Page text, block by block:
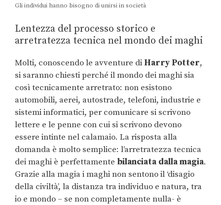
Gli individui hanno bisogno di unirsi in società
Lentezza del processo storico e
arretratezza tecnica nel mondo dei maghi
Molti, conoscendo le avventure di Harry Potter,
si saranno chiesti perché il mondo dei maghi sia
così tecnicamente arretrato: non esistono
automobili, aerei, autostrade, telefoni, industrie e
sistemi informatici, per comunicare si scrivono
lettere e le penne con cui si scrivono devono
essere intinte nel calamaio. La risposta alla
domanda è molto semplice: l’arretratezza tecnica
dei maghi è perfettamente bilanciata dalla magia.
Grazie alla magia i maghi non sentono il ‘disagio
della civiltà’, la distanza tra individuo e natura, tra
io e mondo – se non completamente nulla- è